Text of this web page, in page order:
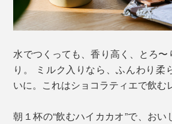
水でつくっても、香り高く、とろ〜
り。 ミルク入りなら、ふんわり柔
いに。これはショコラティエで飲む
朝１杯の“飲むハイカカオ”で、おい